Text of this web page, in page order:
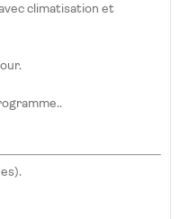
climatisation et